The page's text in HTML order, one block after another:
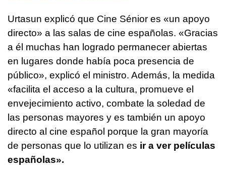
Urtasun explicó que Cine Sénior es «un apoyo
directo» a las salas de cine españolas. «Gracias
a él muchas han logrado permanecer abiertas
en lugares donde había poca presencia de
público», explicó el ministro. Además, la medida
«facilita el acceso a la cultura, promueve el
envejecimiento activo, combate la soledad de
las personas mayores y es también un apoyo
directo al cine español porque la gran mayoría
de personas que lo utilizan es ir a ver películas
españolas».